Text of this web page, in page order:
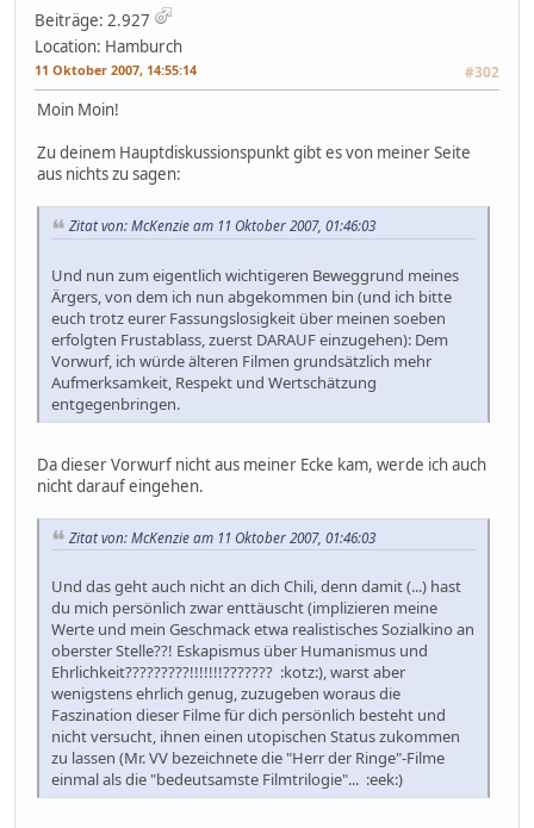
Beiträge: 2.927
Location: Hamburch
11 Oktober 2007, 14:55:14 #302
Moin Moin!
Zu deinem Hauptdiskussionspunkt gibt es von meiner Seite
aus nichts zu sagen:
Zitat von: McKenzie am 11 Oktober 2007, 01:46:03
Und nun zum eigentlich wichtigeren Beweggrund meines
Ärgers, von dem ich nun abgekommen bin (und ich bitte
euch trotz eurer Fassungslosigkeit über meinen soeben
erfolgten Frustablass, zuerst DARAUF einzugehen): Dem
Vorwurf, ich würde älteren Filmen grundsätzlich mehr
Aufmerksamkeit, Respekt und Wertschätzung
entgegenbringen.
Da dieser Vorwurf nicht aus meiner Ecke kam, werde ich auch
nicht darauf eingehen.
Zitat von: McKenzie am 11 Oktober 2007, 01:46:03
Und das geht auch nicht an dich Chili, denn damit (...) hast
du mich persönlich zwar enttäuscht (implizieren meine
Werte und mein Geschmack etwa realistisches Sozialkino an
oberster Stelle??! Eskapismus über Humanismus und
Ehrlichkeit?????????!!!!!!!??????? :kotz:), warst aber
wenigstens ehrlich genug, zuzugeben woraus die
Faszination dieser Filme für dich persönlich besteht und
nicht versucht, ihnen einen utopischen Status zukommen
zu lassen (Mr. VV bezeichnete die "Herr der Ringe"-Filme
einmal als die "bedeutsamste Filmtrilogie"... :eek:)